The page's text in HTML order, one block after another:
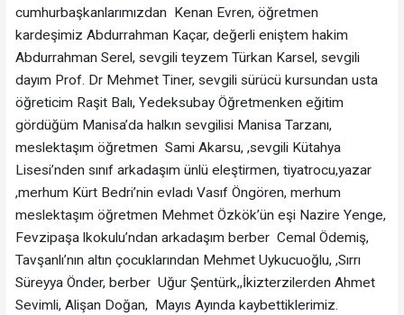
cumhurbaşkanlarımızdan Kenan Evren, öğretmen
kardeşimiz Abdurrahman Kaçar, değerli eniştem hakim
Abdurrahman Serel, sevgili teyzem Türkan Karsel, sevgili
dayım Prof. Dr Mehmet Tiner, sevgili sürücü kursundan usta
öğreticim Raşit Balı, Yedeksubay Öğretmenken eğitim
gördüğüm Manisa’da halkın sevgilisi Manisa Tarzanı,
meslektaşım öğretmen Sami Akarsu, ,sevgili Kütahya
Lisesi’nden sınıf arkadaşım ünlü eleştirmen, tiyatrocu,yazar
,merhum Kürt Bedri’nin evladı Vasıf Öngören, merhum
meslektaşım öğretmen Mehmet Özkök’ün eşi Nazire Yenge,
Fevzipaşa lkokulu’ndan arkadaşım berber Cemal Ödemiş,
Tavşanlı’nın altın çocuklarından Mehmet Uykucuoğlu, ,Sırrı
Süreyya Önder, berber Uğur Şentürk,,İkizterzilerden Ahmet
Sevimli, Alişan Doğan, Mayıs Ayında kaybettiklerimiz.